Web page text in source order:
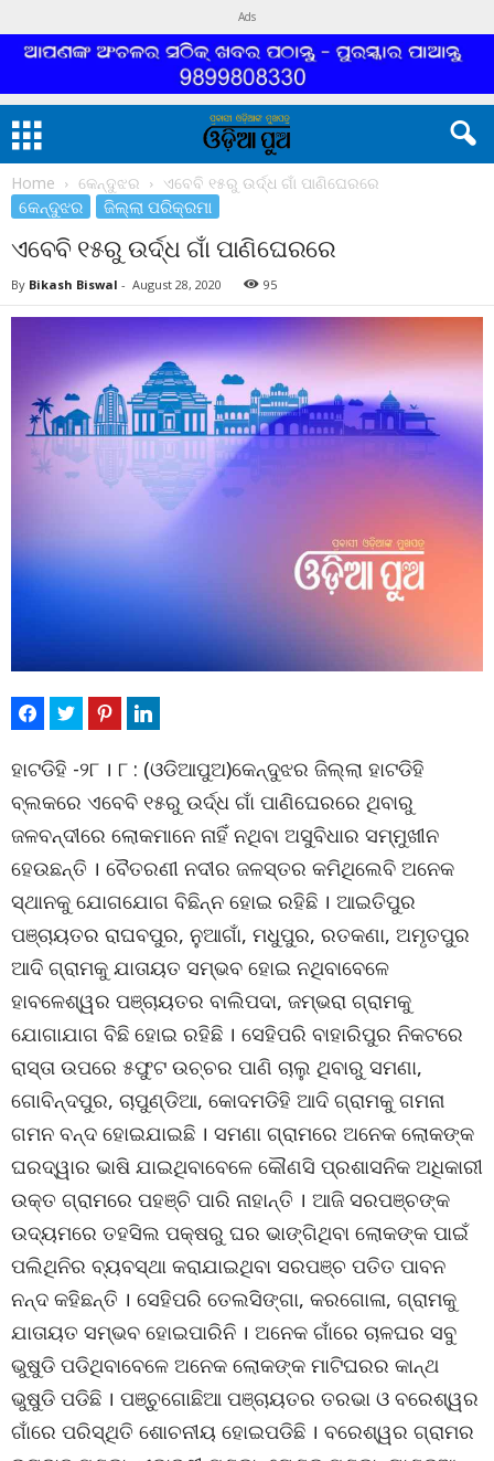
Ads
Home କେନ୍ଦୁଝର ଏବେବି ୧୫ରୁ ଉର୍ଦ୍ଧ ଗାଁ ପାଣିଘେରରେ
କେନ୍ଦୁଝର ଜିଲ୍ଲା ପରିକ୍ରମା
ଏବେବି ୧୫ରୁ ଉର୍ଦ୍ଧ ଗାଁ ପାଣିଘେରରେ
By Bikash Biswal - August 28, 2020 95
ହାଟଡିହି -୨୮ । ୮ : (ଓଡିଆପୁଅ)କେନ୍ଦୁଝର ଜିଲ୍ଲା ହାଟଡିହି
ବ୍ଲକରେ ଏବେବି ୧୫ରୁ ଉର୍ଦ୍ଧ ଗାଁ ପାଣିଘେରରେ ଥିବାରୁ
ଜଳବନ୍ଦୀରେ ଲୋକମାନେ ନାହିଁ ନଥିବା ଅସୁବିଧାର ସମ୍ମୁଖୀନ
ହେଉଛନ୍ତି । ବୈତରଣୀ ନଦୀର ଜଳସ୍ତର କମିଥିଲେବି ଅନେକ
ସ୍ଥାନକୁ ଯୋଗଯୋଗ ବିଛିନ୍ନ ହୋଇ ରହିଛି । ଆଇତିପୁର
ପଞ୍ଚାୟତର ରାଘବପୁର, ନୁଆଗାଁ, ମଧୁପୁର, ରତକଣା, ଅମୃତପୁର
ଆଦି ଗ୍ରାମକୁ ଯାତାୟତ ସମ୍ଭବ ହୋଇ ନଥିବାବେଳେ
ହାବଳେଶ୍ୱର ପଞ୍ଚାୟତର ବାଲିପଦା, ଜମ୍ଭରା ଗ୍ରାମକୁ
ଯୋଗାଯାଗ ବିଛି ହୋଇ ରହିଛି । ସେହିପରି ବାହାରିପୁର ନିକଟରେ
ରାସ୍ତା ଉପରେ ୫ଫୁଟ ଉଚ୍ଚର ପାଣି ଚାଲୁ ଥିବାରୁ ସମଣା,
ଗୋବିନ୍ଦପୁର, ଚାପୁଣ୍ଡିଆ, କୋଦମଡିହି ଆଦି ଗ୍ରାମକୁ ଗମନା
ଗମନ ବନ୍ଦ ହୋଇଯାଇଛି । ସମଣା ଗ୍ରାମରେ ଅନେକ ଲୋକଙ୍କ
ଘରଦ୍ୱାର ଭାଷି ଯାଇଥିବାବେଳେ କୌଣସି ପ୍ରଶାସନିକ ଅଧିକାରୀ
ଉକ୍ତ ଗ୍ରାମରେ ପହଞ୍ଚି ପାରି ନାହାନ୍ତି । ଆଜି ସରପଞ୍ଚଙ୍କ
ଉଦ୍ୟମରେ ତହସିଲ ପକ୍ଷରୁ ଘର ଭାଙ୍ଗିଥିବା ଲୋକଙ୍କ ପାଇଁ
ପଲିଥିନିର ବ୍ୟବସ୍ଥା କରାଯାଇଥିବା ସରପଞ୍ଚ ପତିତ ପାବନ
ନନ୍ଦ କହିଛନ୍ତି । ସେହିପରି ତେଲସିଙ୍ଗା, କରଗୋଳା, ଗ୍ରାମକୁ
ଯାତାୟତ ସମ୍ଭବ ହୋଇପାରିନି । ଅନେକ ଗାଁରେ ଚାଳଘର ସବୁ
ଭୁଷୁଡି ପଡିଥିବାବେଳେ ଅନେକ ଲୋକଙ୍କ ମାଟିଘରର କାନ୍ଥ
ଭୁଷୁଡି ପଡିଛି । ପଞ୍ଚୁଗୋଛିଆ ପଞ୍ଚାୟତର ତରଭା ଓ ବରେଶ୍ୱର
ଗାଁରେ ପରିସ୍ଥିତି ଶୋଚନୀୟ ହୋଇପଡିଛି । ବରେଶ୍ୱର ଗ୍ରାମର